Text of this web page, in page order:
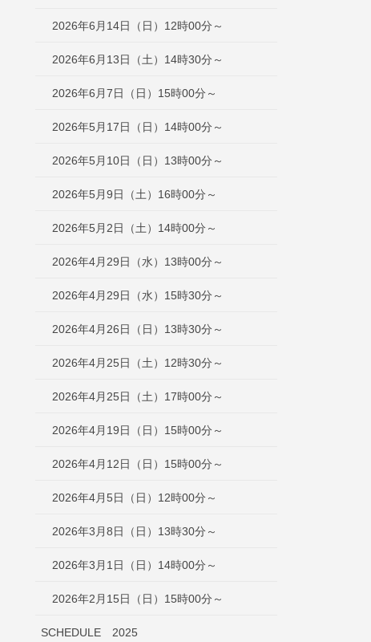
2026年6月14日（日）12時00分～
2026年6月13日（土）14時30分～
2026年6月7日（日）15時00分～
2026年5月17日（日）14時00分～
2026年5月10日（日）13時00分～
2026年5月9日（土）16時00分～
2026年5月2日（土）14時00分～
2026年4月29日（水）13時00分～
2026年4月29日（水）15時30分～
2026年4月26日（日）13時30分～
2026年4月25日（土）12時30分～
2026年4月25日（土）17時00分～
2026年4月19日（日）15時00分～
2026年4月12日（日）15時00分～
2026年4月5日（日）12時00分～
2026年3月8日（日）13時30分～
2026年3月1日（日）14時00分～
2026年2月15日（日）15時00分～
SCHEDULE 2025